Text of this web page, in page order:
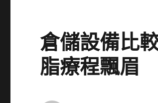
倉儲設備比
脂療程飄眉